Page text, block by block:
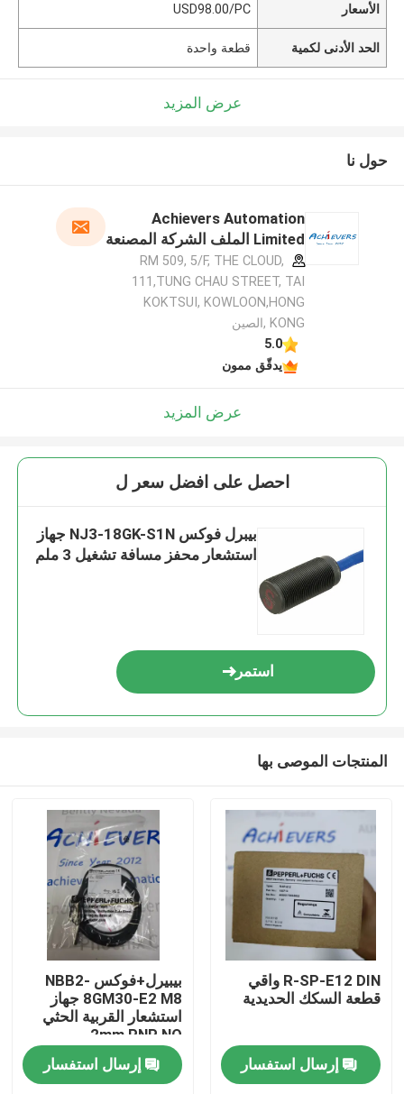
الأسعار USD98.00/PC
الحد الأدنى لكمية قطعة واحدة
عرض المزيد
حول نا
Achievers Automation
Limited الملف الشركة المصنعة
RM 509, 5/F, THE CLOUD,
111,TUNG CHAU STREET, TAI
KOKTSUI, KOWLOON,HONG
KONG ,الصين
5.0
يدقّق ممون
عرض المزيد
احصل على افضل سعر ل
بيبرل فوكس NJ3-18GK-S1N جهاز
استشعار محفز مسافة تشغيل 3 ملم
استمر
المنتجات الموصى بها
R-SP-E12 DIN واقي
قطعة السكك الحديدية
إرسال استفسار
بيبيرل+فوكس NBB2-
8GM30-E2 M8 جهاز
استشعار القربية الحثي
2mm PNP NO
إرسال استفسار